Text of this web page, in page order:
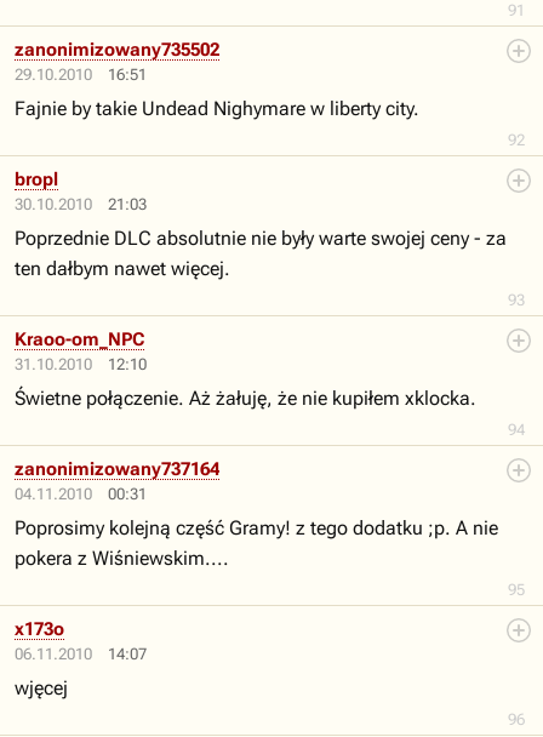
91
29.10.2010 16:51
92
zanonimizowany735502
Fajnie by takie Undead Nighymare w liberty city.
30.10.2010 21:03
93
bropl
Poprzednie DLC absolutnie nie były warte swojej ceny - za
ten dałbym nawet więcej.
31.10.2010 12:10
94
Kraoo-om_NPC
Świetne połączenie. Aż żałuję, że nie kupiłem xklocka.
04.11.2010 00:31
95
zanonimizowany737164
Poprosimy kolejną część Gramy! z tego dodatku ;p. A nie
pokera z Wiśniewskim....
06.11.2010 14:07
96
x173o
wjęcej